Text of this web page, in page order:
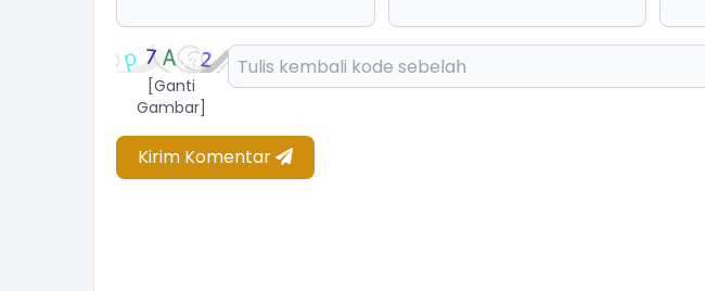
[Ganti
Gambar]
Kirim Komentar